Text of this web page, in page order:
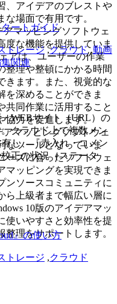
、アイデアのブレストや
場面で有用です。
アマッピングソフトウェ
度な機能を提供していま
アは、ユーザーの作業
整理や整頓にかかる時間
きます。また、視覚的な
を深めることができま
共同作業に活用すること
協力を促進します。
アマッピングソフトウェ
なツールとなっていま
ーズに合ったソフトウェ
マッピングを実現できま
ンソースコミュニティに
ら上級者まで幅広い層に
10版のアイデアマッ
使いやすさと効率性を提
理をサポートします。
ートガイド
トレージ ,クラウド,動画
関連
WEBサイト（URL）の
クラウド上で複数メン
し、『赤入れ・コメン
正の状況（ステータ
』の使い方
トレージ ,クラウド